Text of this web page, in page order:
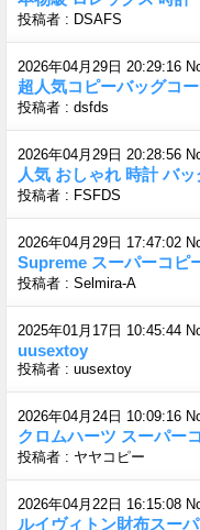
投稿者 : DSAFS
2026年04月29日 20:29:16
超人気コピーバッグコ
投稿者 : dsfds
2026年04月29日 20:28:56
人気 おしゃれ 時計 バッ
投稿者 : FSFDS
2026年04月29日 17:47:02
Supreme スーパーコピ
投稿者 : Selmira-A
2025年01月17日 10:45:44
uusextoy
投稿者 : uusextoy
2026年04月24日 10:09:16
クロムハーツ スーパー
投稿者 : ヤヤコピー
2026年04月22日 16:15:08
ルイヴィトン財布スー